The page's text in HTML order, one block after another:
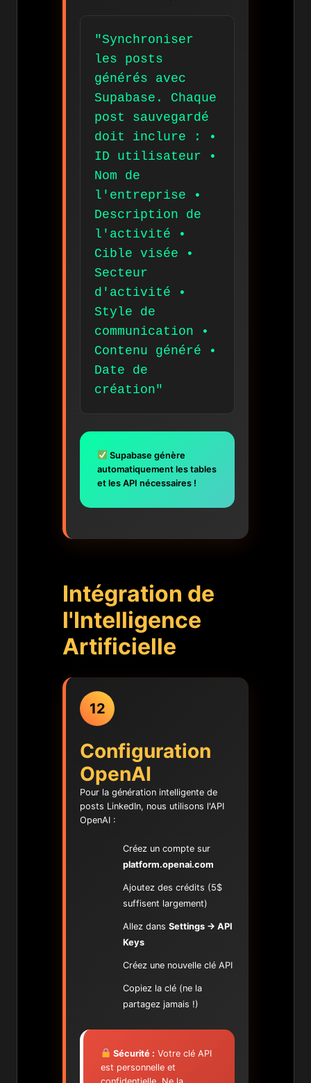
"Synchroniser
les posts
générés avec
Supabase. Chaque
post sauvegardé
doit inclure : •
ID utilisateur •
Nom de
l'entreprise •
Description de
l'activité •
Cible visée •
Secteur
d'activité •
Style de
communication •
Contenu généré •
Date de
création"
Supabase génère
automatiquement les tables
et les API nécessaires !
Intégration de
l'Intelligence
Artificielle
12
Configuration
OpenAI
Pour la génération intelligente de
posts LinkedIn, nous utilisons l'API
OpenAI :
Créez un compte sur
platform.openai.com
Ajoutez des crédits (5$
suffisent largement)
Allez dans Settings → API
Keys
Créez une nouvelle clé API
Copiez la clé (ne la
partagez jamais !)
Sécurité : Votre clé API
est personnelle et